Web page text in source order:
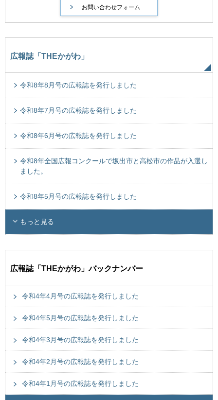
広報誌「THEかがわ」
令和8年8月号の広報誌を発行しました
令和8年7月号の広報誌を発行しました
令和8年6月号の広報誌を発行しました
令和8年全国広報コンクールで坂出市と高松市の作品が入選し
ました。
令和8年5月号の広報誌を発行しました
もっと見る
広報誌「THEかがわ」バックナンバー
令和4年4月号の広報誌を発行しました
令和4年5月号の広報誌を発行しました
令和4年3月号の広報誌を発行しました
令和4年2月号の広報誌を発行しました
令和4年1月号の広報誌を発行しました